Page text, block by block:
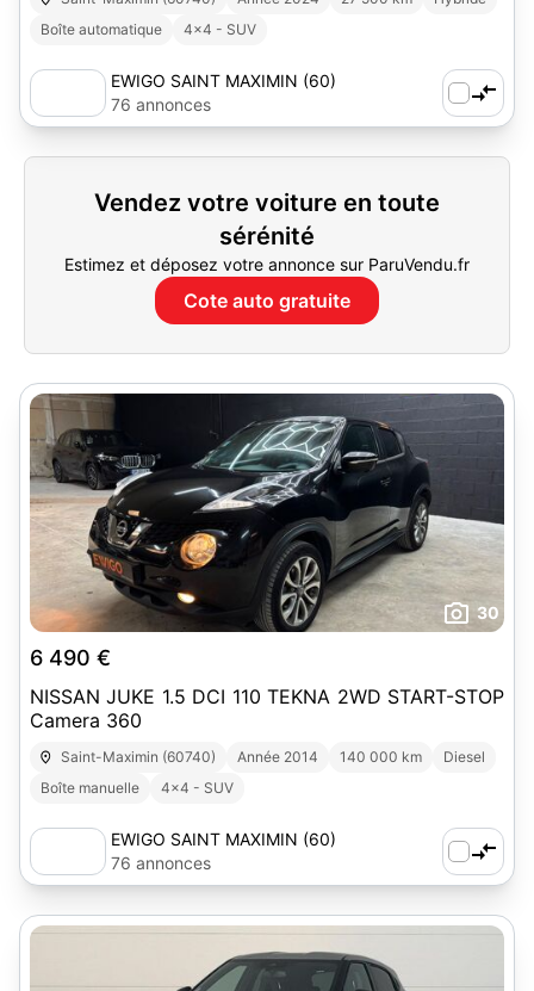
Boîte automatique
4x4 - SUV
EWIGO SAINT MAXIMIN (60)
76 annonces
Vendez votre voiture en toute
sérénité
Estimez et déposez votre annonce sur ParuVendu.fr
Cote auto gratuite
30
6 490 €
NISSAN JUKE 1.5 DCI 110 TEKNA 2WD START-STOP
Camera 360
Saint-Maximin (60740) Année 2014 140 000 km
Diesel
Boîte manuelle
4x4 - SUV
EWIGO SAINT MAXIMIN (60)
76 annonces